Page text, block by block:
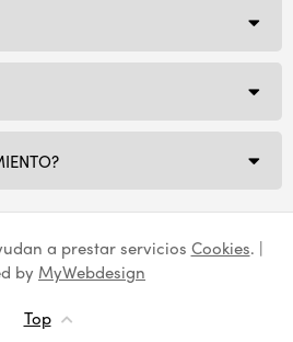
a prestar servicios Cookies. |
by MyWebdesign
Top